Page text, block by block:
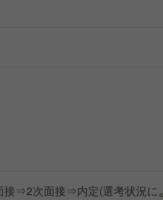
⇒2次面接⇒内定(選考状況に